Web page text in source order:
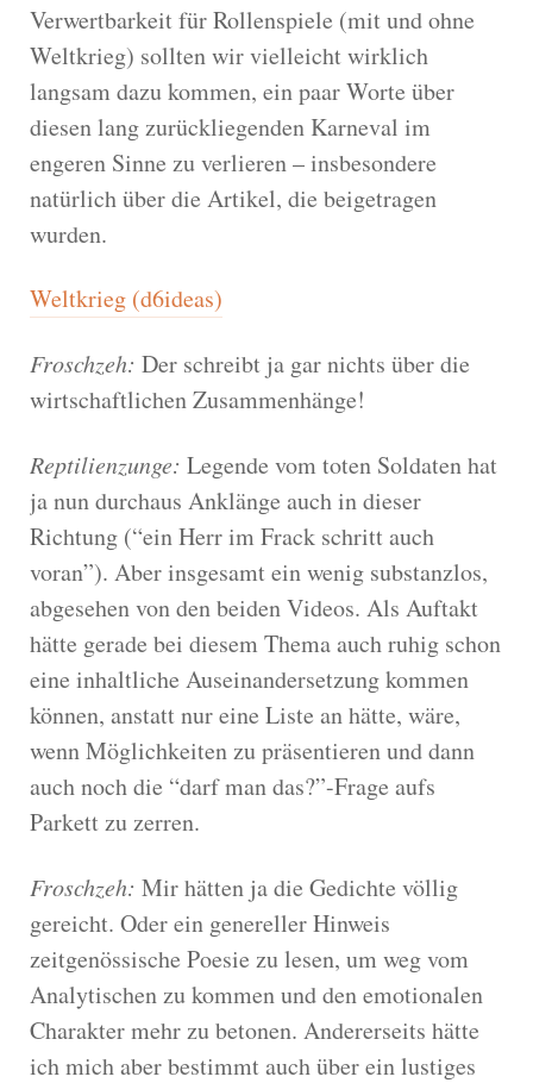
Verwertbarkeit für Rollenspiele (mit und ohne
Weltkrieg) sollten wir vielleicht wirklich
langsam dazu kommen, ein paar Worte über
diesen lang zurückliegenden Karneval im
engeren Sinne zu verlieren – insbesondere
natürlich über die Artikel, die beigetragen
wurden.
Weltkrieg (d6ideas)
Froschzeh: Der schreibt ja gar nichts über die
wirtschaftlichen Zusammenhänge!
Reptilienzunge: Legende vom toten Soldaten hat
ja nun durchaus Anklänge auch in dieser
Richtung (“ein Herr im Frack schritt auch
voran”). Aber insgesamt ein wenig substanzlos,
abgesehen von den beiden Videos. Als Auftakt
hätte gerade bei diesem Thema auch ruhig schon
eine inhaltliche Auseinandersetzung kommen
können, anstatt nur eine Liste an hätte, wäre,
wenn Möglichkeiten zu präsentieren und dann
auch noch die “darf man das?”-Frage aufs
Parkett zu zerren.
Froschzeh: Mir hätten ja die Gedichte völlig
gereicht. Oder ein genereller Hinweis
zeitgenössische Poesie zu lesen, um weg vom
Analytischen zu kommen und den emotionalen
Charakter mehr zu betonen. Andererseits hätte
ich mich aber bestimmt auch über ein lustiges